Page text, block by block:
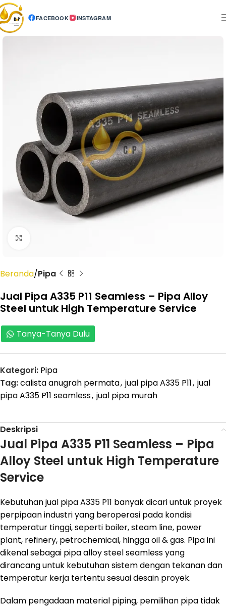
FACEBOOK INSTAGRAM
Beranda Pipa
Jual Pipa A335 P11 Seamless – Pipa Alloy
Steel untuk High Temperature Service
Tanya-Tanya Dulu
Kategori: Pipa
Tag:calista anugrah permata, jual pipa A335 P11, jual
pipa A335 P11 seamless, jual pipa murah
Deskripsi
Jual Pipa A335 P11 Seamless – Pipa
Alloy Steel untuk High Temperature
Service
Kebutuhan jual pipa A335 P11 banyak dicari untuk proyek
perpipaan industri yang beroperasi pada kondisi
temperatur tinggi, seperti boiler, steam line, power
plant, refinery, petrochemical, hingga oil & gas. Pipa ini
dikenal sebagai pipa alloy steel seamless yang
dirancang untuk kebutuhan sistem dengan tekanan dan
temperatur kerja tertentu sesuai desain proyek.
Dalam pengadaan material piping, pemilihan pipa tidak